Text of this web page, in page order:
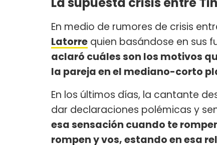
En medio de rumores de crisis
Latorre quien basándose en sus
aclaró cuáles son los motivos
la pareja en el mediano-corto
En los últimos días, la cantante
dar declaraciones polémicas y
esa sensación cuando te
rompen y vos, estando en esa